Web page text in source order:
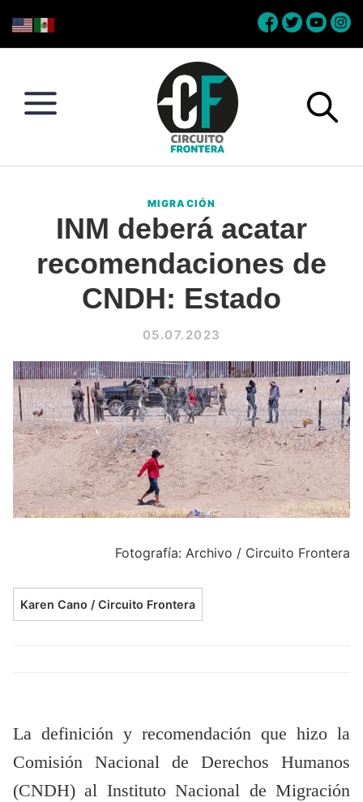
to
to
to
to
Conéctate
la
frontera
MIGRACIÓN
INM deberá acatar
recomendaciones de
CNDH: Estado
05.07.2023
Fotografía: Archivo / Circuito Frontera
Karen Cano / Circuito Frontera
La definición y recomendación que hizo la
Comisión Nacional de Derechos Humanos
(CNDH) al Instituto Nacional de Migración